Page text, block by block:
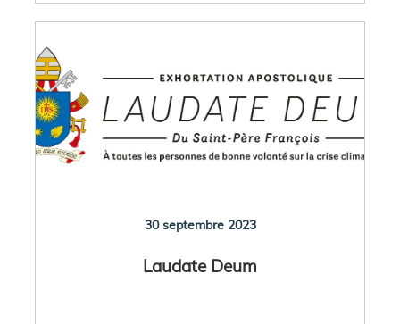
30 septembre 2023
Laudate Deum